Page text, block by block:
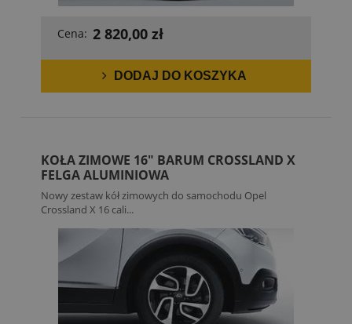
Cena: 2 820,00 zł
DODAJ DO KOSZYKA
KOŁA ZIMOWE 16" BARUM CROSSLAND X
FELGA ALUMINIOWA
Nowy zestaw kół zimowych do samochodu Opel
Crossland X 16 cali...